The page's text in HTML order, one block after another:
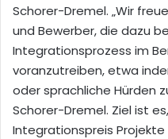
Schorer-Dremel. „Wir
und Bewerber, die dazu
Integrationsprozess im
voranzutreiben, etwa
oder sprachliche Hürden
Schorer-Dremel. Ziel ist
Integrationspreis